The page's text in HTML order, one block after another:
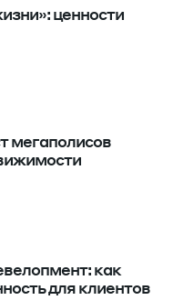
ценности
мегаполисов
как
для клиентов